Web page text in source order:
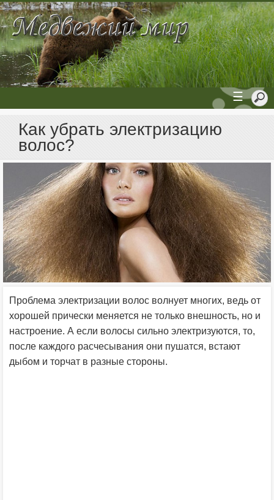
☰
Как убрать электризацию
волос?
Проблема электризации волос волнует многих, ведь от
хорошей прически меняется не только внешность, но и
настроение. А если волосы сильно электризуются, то,
после каждого расчесывания они пушатся, встают
дыбом и торчат в разные стороны.